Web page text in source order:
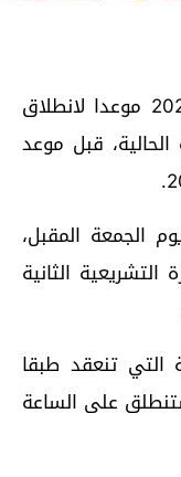
حدد مجلس النواب يوم 10 أبريل 2026 موعدا لانطلاق
الحالية، قبل موعد
الجمعة المقبل،
الثانية
تنعقد طبقا
ستنطلق على الساعة